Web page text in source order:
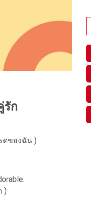
รัก
ดของฉัน )
)